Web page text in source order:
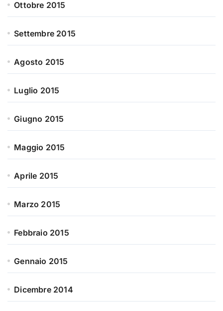
Ottobre 2015
Settembre 2015
Agosto 2015
Luglio 2015
Giugno 2015
Maggio 2015
Aprile 2015
Marzo 2015
Febbraio 2015
Gennaio 2015
Dicembre 2014